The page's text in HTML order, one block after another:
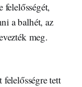
felelősségét,
a balhét, az
meg.
tett